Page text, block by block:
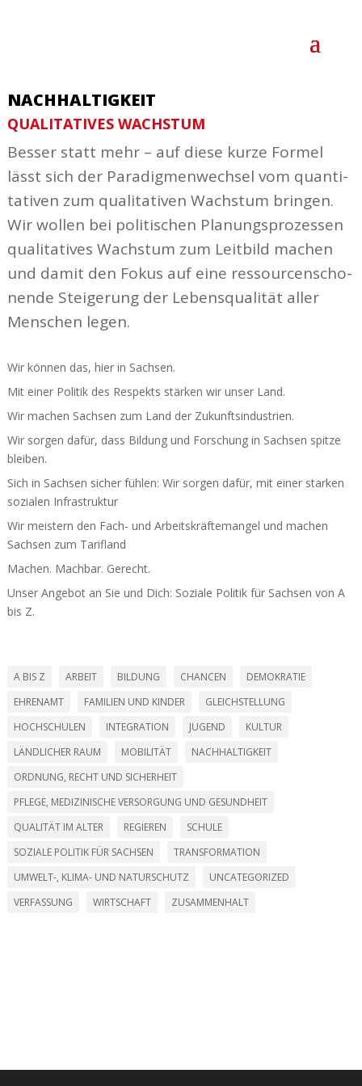
NACHHALTIGKEIT
QUALI­TA­TIVES WACHSTUM
Besser statt mehr – auf diese kurze Formel
lässt sich der Para­dig­men­wechsel vom quan­ti­
ta­tiven zum quali­ta­tiven Wachstum bringen.
Wir wollen bei poli­ti­schen Planungs­pro­zessen
quali­ta­tives Wachstum zum Leitbild machen
und damit den Fokus auf eine ressour­cen­scho­
nende Stei­gerung der Lebens­qua­lität aller
Menschen legen.
Wir können das, hier in Sachsen.
Mit einer Politik des Respekts stärken wir unser Land.
Wir machen Sachsen zum Land der Zukunfts­in­dus­trien.
Wir sorgen dafür, dass Bildung und Forschung in Sachsen spitze
bleiben.
Sich in Sachsen sicher fühlen: Wir sorgen dafür, mit einer starken
sozialen Infra­struktur
Wir meistern den Fach- und Arbeits­kräf­te­mangel und machen
Sachsen zum Tarifland
Machen. Machbar. Gerecht.
Unser Angebot an Sie und Dich: Soziale Politik für Sachsen von A
bis Z.
A BIS Z ARBEIT BILDUNG CHANCEN
DEMOKRATIE
EHRENAMT
FAMILIEN UND KINDER
GLEICHSTELLUNG
HOCHSCHULEN
INTEGRATION JUGEND
KULTUR
LÄNDLICHER RAUM
MOBILITÄT
NACHHALTIGKEIT
ORDNUNG, RECHT UND SICHERHEIT
PFLEGE, MEDIZINISCHE VERSORGUNG UND GESUNDHEIT
QUALITÄT IM ALTER
REGIEREN
SCHULE
SOZIALE POLITIK FÜR SACHSEN
TRANSFORMATION
UMWELT-, KLIMA- UND NATURSCHUTZ
UNCATEGORIZED
VERFASSUNG
WIRTSCHAFT ZUSAMMENHALT